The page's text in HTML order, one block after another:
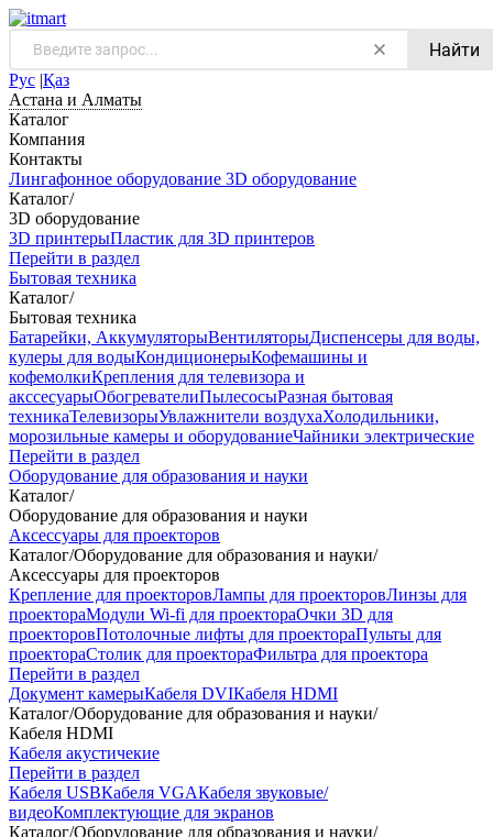
Найти
Рус |Қаз
Астана и Алматы
Каталог
Компания
Контакты
Лингафонное оборудование 3D оборудование
Каталог/
3D оборудование
3D принтерыПластик для 3D принтеров
Перейти в раздел
Бытовая техника
Каталог/
Бытовая техника
Батарейки, АккумуляторыВентиляторыДиспенсеры для воды,
кулеры для водыКондиционерыКофемашины и
кофемолкиКрепления для телевизора и
акссесуарыОбогревателиПылесосыРазная бытовая
техникаТелевизорыУвлажнители воздухаХолодильники,
морозильные камеры и оборудованиеЧайники электрические
Перейти в раздел
Оборудование для образования и науки
Каталог/
Оборудование для образования и науки
Аксессуары для проекторов
Каталог/Оборудование для образования и науки/
Аксессуары для проекторов
Крепление для проекторовЛампы для проекторовЛинзы для
проектораМодули Wi-fi для проектораОчки 3D для
проекторовПотолочные лифты для проектораПульты для
проектораСтолик для проектораФильтра для проектора
Перейти в раздел
Документ камерыКабеля DVIКабеля HDMI
Каталог/Оборудование для образования и науки/
Кабеля HDMI
Кабеля акустичекие
Перейти в раздел
Кабеля USBКабеля VGAКабеля звуковые/
видеоКомплектующие для экранов
Каталог/Оборудование для образования и науки/